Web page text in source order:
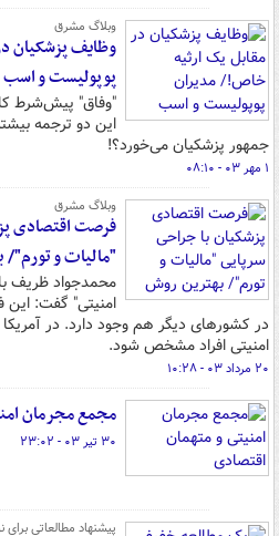
وبلاگ مشرق
وظایف پزشکیان
پوپولیست و
"وفاق" پیش‌شرط
این دو ترجمه
جمهور پزشکیان می‌خورد؟!
۱ مهر ۰۳ - ۰۸:۱۰
وبلاگ مشرق
فرصت اقتصادی
"مالیات و تورم"/
محمدجواد ظریف با
امنیتی" گفت:
در کشورهای دیگر هم وجود دارد. در
امنیتی افراد مشخص شود.
۲۰ مرداد ۰۳ - ۱۰:۲۸
مجمع مجرمان
۳۰ تیر ۰۳ - ۲۳:۰۲
پیشنهاد مطالعاتی برای